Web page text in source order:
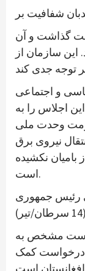
شفافیت بر
گذاشت و آن
سازمان از
و اجتماعی
اجلاس را به
وحدت ملی
نیروی برق
را از بامیان نکشیده
است.
رئیس جمهوری
مشخص به
درخواست کمک